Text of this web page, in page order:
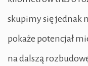
skupimy się jednak
pokaże potencjał
na dalszą